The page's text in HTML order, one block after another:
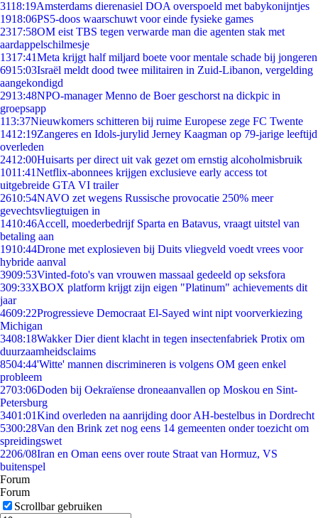
3118:19Amsterdams dierenasiel DOA overspoeld met babykonijntjes
1918:06PS5-doos waarschuwt voor einde fysieke games
2317:58OM eist TBS tegen verwarde man die agenten stak met
aardappelschilmesje
1317:41Meta krijgt half miljard boete voor mentale schade bij jongeren
6915:03Israël meldt dood twee militairen in Zuid-Libanon, vergelding
aangekondigd
2913:48NPO-manager Menno de Boer geschorst na dickpic in
groepsapp
113:37Nieuwkomers schitteren bij ruime Europese zege FC Twente
1412:19Zangeres en Idols-jurylid Jerney Kaagman op 79-jarige leeftijd
overleden
2412:00Huisarts per direct uit vak gezet om ernstig alcoholmisbruik
1011:41Netflix-abonnees krijgen exclusieve early access tot
uitgebreide GTA VI trailer
2610:54NAVO zet wegens Russische provocatie 250% meer
gevechtsvliegtuigen in
1410:46Accell, moederbedrijf Sparta en Batavus, vraagt uitstel van
betaling aan
1910:44Drone met explosieven bij Duits vliegveld voedt vrees voor
hybride aanval
3909:53Vinted-foto's van vrouwen massaal gedeeld op seksfora
309:33XBOX platform krijgt zijn eigen "Platinum" achievements dit
jaar
4609:22Progressieve Democraat El-Sayed wint nipt voorverkiezing
Michigan
3408:18Wakker Dier dient klacht in tegen insectenfabriek Protix om
duurzaamheidsclaims
8504:44'Witte' mannen discrimineren is volgens OM geen enkel
probleem
2703:06Doden bij Oekraïense droneaanvallen op Moskou en Sint-
Petersburg
3401:01Kind overleden na aanrijding door AH-bestelbus in Dordrecht
5300:28Van den Brink zet nog eens 14 gemeenten onder toezicht om
spreidingswet
2206/08Iran en Oman eens over route Straat van Hormuz, VS
buitenspel
Forum
Forum
Scrollbar gebruiken